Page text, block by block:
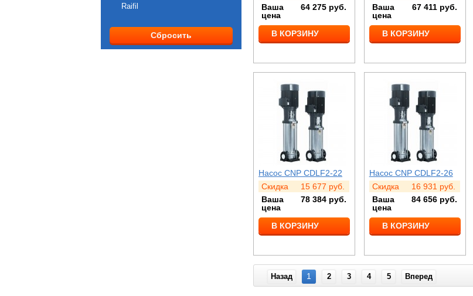
Raifil
Сбросить
Ваша
цена
64 275 руб.
В КОРЗИНУ
Ваша
цена
67 411руб.
В КОРЗИНУ
Насос CNP CDLF2-22
Скидка
15 677 руб.
Ваша
цена
78 384 руб.
В КОРЗИНУ
Насос CNP CDLF2-26
Скидка
16 931руб.
Ваша
цена
84 656руб.
В КОРЗИНУ
Назад 1 2 3 4 5 Вперед